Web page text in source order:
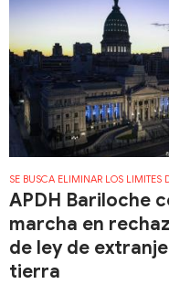
SE BUSCA ELIMINAR LOS LIMITES
APDH Bariloche
marcha en
de ley de
tierra